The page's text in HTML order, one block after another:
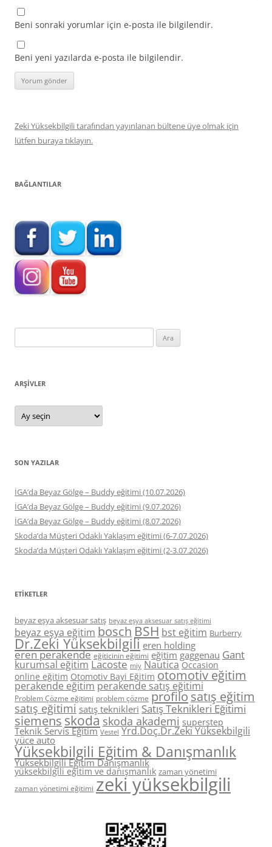
Beni sonraki yorumlar için e-posta ile bilgilendir.
Beni yeni yazılarda e-posta ile bilgilendir.
Zeki Yüksekbilgili tarafından yayınlanan bültene üye olmak için
lütfen buraya tıklayın.
BAĞLANTILAR
ARŞIVLER
Arşivler
SON YAZILAR
İGA’da Beyaz Gölge – Buddy eğitimi (10.07.2026)
İGA’da Beyaz Gölge – Buddy eğitimi (9.07.2026)
İGA’da Beyaz Gölge – Buddy eğitimi (8.07.2026)
Skoda’da Müşteri Odaklı Yaklaşım eğitimi (6-7.07.2026)
Skoda’da Müşteri Odaklı Yaklaşım eğitimi (2-3.07.2026)
ETIKETLER
beyaz eşya aksesuar satış beyaz eşya aksesuar satış eğitimi
beyaz eşya eğitim boschBSH bst eğitim Burberry
Dr.Zeki Yüksekbilgili eren holding
eren perakende eğiticinin eğitimi eğitim gaggenau Gant
kurumsal eğitim Lacoste miy Nautica Occasion
online eğitim Otomotiv Bayi Eğitim otomotiv eğitim
perakende eğitim perakende satış eğitimi
Problem Çözme eğitimi problem çözme profilo satış eğitim
satış eğitimi satış teknikleri Satış Teknikleri Eğitimi
siemens skoda skoda akademi superstep
Teknik Servis Eğitim Vestel Yrd.Doç.Dr.Zeki Yüksekbilgili
yüce auto
Yüksekbilgili Eğitim & Danışmanlık
Yüksekbilgili Eğitim Danışmanlık
yüksekbilgili eğitim ve danışmanlık zaman yönetimi
zaman yönetimi eğitimi zeki yüksekbilgili